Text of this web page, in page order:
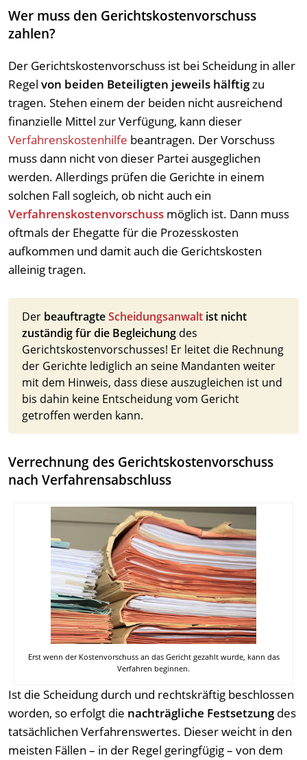
Wer muss den Gerichtskostenvorschuss
zahlen?
Der Gerichtskostenvorschuss ist bei Scheidung in aller
Regel von beiden Beteiligten jeweils hälftigzu
tragen. Stehen einem der beiden nicht ausreichend
finanzielle Mittel zur Verfügung, kann dieser
Verfahrenskostenhilfe beantragen. Der Vorschuss
muss dann nicht von dieser Partei ausgeglichen
werden. Allerdings prüfen die Gerichte in einem
solchen Fall sogleich, ob nicht auch ein
Verfahrenskostenvorschuss möglich ist. Dann muss
oftmals der Ehegatte für die Prozesskosten
aufkommen und damit auch die Gerichtskosten
alleinig tragen.
Der beauftragteScheidungsanwalt ist nicht
zuständig für die Begleichung des
Gerichtskostenvorschusses! Er leitet die Rechnung
der Gerichte lediglich an seine Mandanten weiter
mit dem Hinweis, dass diese auszugleichen ist und
bis dahin keine Entscheidung vom Gericht
getroffen werden kann.
Verrechnung des Gerichtskostenvorschuss
nach Verfahrensabschluss
Erst wenn der Kostenvorschuss an das Gericht gezahlt wurde, kann das
Verfahren beginnen.
Ist die Scheidung durch und rechtskräftig beschlossen
worden, so erfolgt die nachträgliche Festsetzungdes
tatsächlichen Verfahrenswertes. Dieser weicht in den
meisten Fällen – in der Regel geringfügig – von dem